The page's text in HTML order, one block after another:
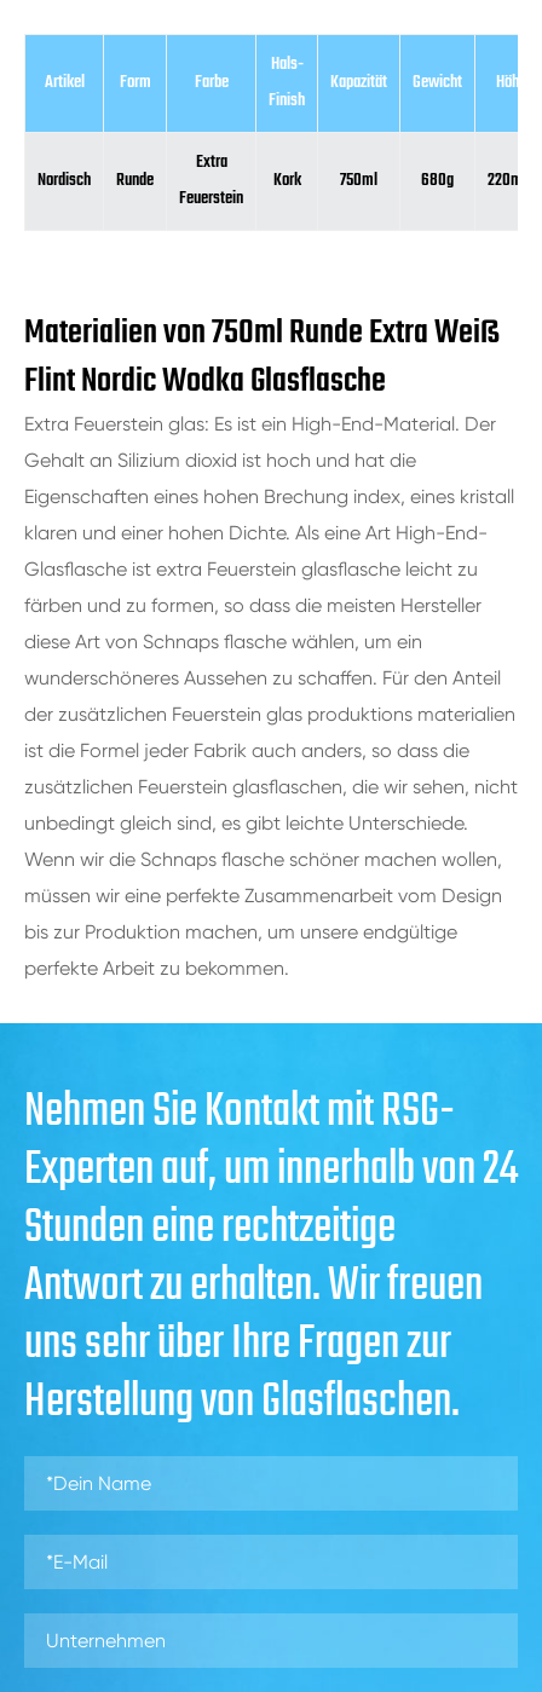
Artikel Form Farbe
Hals-
Finish
Kapazität Gewicht Höhe
Nordisch Runde
Extra
Feuerstein
Kork 750ml 680g 220mm
Materialien von 750ml Runde Extra Weiß
Flint Nordic Wodka Glasflasche
Extra Feuerstein glas: Es ist ein High-End-Material. Der
Gehalt an Silizium dioxid ist hoch und hat die
Eigenschaften eines hohen Brechung index, eines kristall
klaren und einer hohen Dichte. Als eine Art High-End-
Glasflasche ist extra Feuerstein glasflasche leicht zu
färben und zu formen, so dass die meisten Hersteller
diese Art von Schnaps flasche wählen, um ein
wunderschöneres Aussehen zu schaffen. Für den Anteil
der zusätzlichen Feuerstein glas produktions materialien
ist die Formel jeder Fabrik auch anders, so dass die
zusätzlichen Feuerstein glasflaschen, die wir sehen, nicht
unbedingt gleich sind, es gibt leichte Unterschiede.
Wenn wir die Schnaps flasche schöner machen wollen,
müssen wir eine perfekte Zusammenarbeit vom Design
bis zur Produktion machen, um unsere endgültige
perfekte Arbeit zu bekommen.
Nehmen Sie Kontakt mit RSG-
Experten auf, um innerhalb von 24
Stunden eine rechtzeitige
Antwort zu erhalten. Wir freuen
uns sehr über Ihre Fragen zur
Herstellung von Glasflaschen.